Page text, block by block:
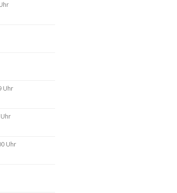
Uhr
Uhr